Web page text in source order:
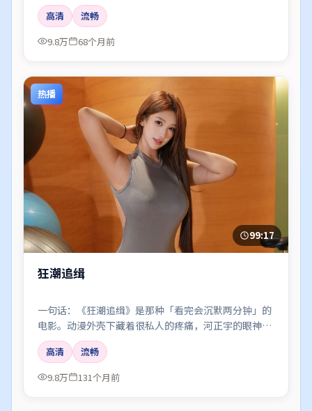
岔路；剪辑利落，情绪像潮水一样有涨有落。
高清
流畅
9.8万
68个月前
热播
99:17
狂潮追缉
一句话：《狂潮追缉》是那种「看完会沉默两分钟」的
电影。动漫外壳下藏着很私人的疼痛，河正宇的眼神戏
尤其要命。
高清
流畅
9.8万
131个月前